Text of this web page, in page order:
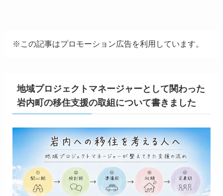
※この記事はプロモーション広告を利用しています。
地域プロジェクトマネージャーとして関わった
岩内町の移住支援の取組について書きました